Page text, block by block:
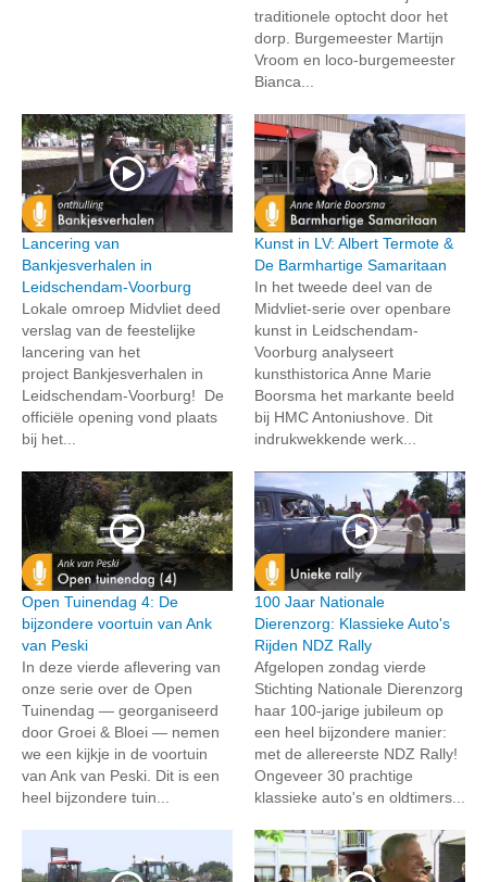
traditionele optocht door het
dorp. Burgemeester Martijn
Vroom en loco-burgemeester
Bianca...
Lancering van
Bankjesverhalen in
Leidschendam-Voorburg
Lokale omroep Midvliet deed
verslag van de feestelijke
lancering van het
project Bankjesverhalen in
Leidschendam-Voorburg! De
officiële opening vond plaats
bij het...
Kunst in LV: Albert Termote &
De Barmhartige Samaritaan
In het tweede deel van de
Midvliet-serie over openbare
kunst in Leidschendam-
Voorburg analyseert
kunsthistorica Anne Marie
Boorsma het markante beeld
bij HMC Antoniushove. Dit
indrukwekkende werk...
Open Tuinendag 4: De
bijzondere voortuin van Ank
van Peski
In deze vierde aflevering van
onze serie over de Open
Tuinendag — georganiseerd
door Groei & Bloei — nemen
we een kijkje in de voortuin
van Ank van Peski. Dit is een
heel bijzondere tuin...
100 Jaar Nationale
Dierenzorg: Klassieke Auto's
Rijden NDZ Rally
Afgelopen zondag vierde
Stichting Nationale Dierenzorg
haar 100-jarige jubileum op
een heel bijzondere manier:
met de allereerste NDZ Rally!
Ongeveer 30 prachtige
klassieke auto's en oldtimers...